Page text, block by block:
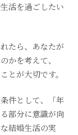
活を過ごしたい
たら、あなたが
かを考えて、
とが大切です。
件として、「年
部分に意識が向
結婚生活の実